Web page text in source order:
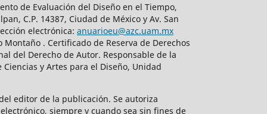
de Evaluación del Diseño en el Tiempo,
C.P. 14387, Ciudad de México y Av. San
electrónica: anuarioeu@azc.uam.mx
. Certificado de Reserva de Derechos
del Derecho de Autor. Responsable de la
y Artes para el Diseño, Unidad
editor de la publicación. Se autoriza
siempre y cuando sea sin fines de